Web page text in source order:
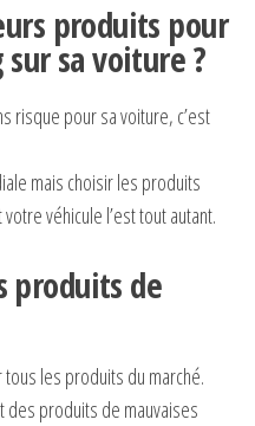
produits pour
sa voiture ?
risque pour sa voiture, c’est
mais choisir les produits
véhicule l’est tout autant.
produits de
les produits du marché.
des produits de mauvaises